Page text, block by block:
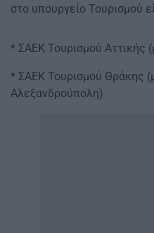
στο υπουργείο Τουρισμού
* ΣΑΕΚ Τουρισμού Αττικής
* ΣΑΕΚ Τουρισμού Θράκης
Αλεξανδρούπολη)